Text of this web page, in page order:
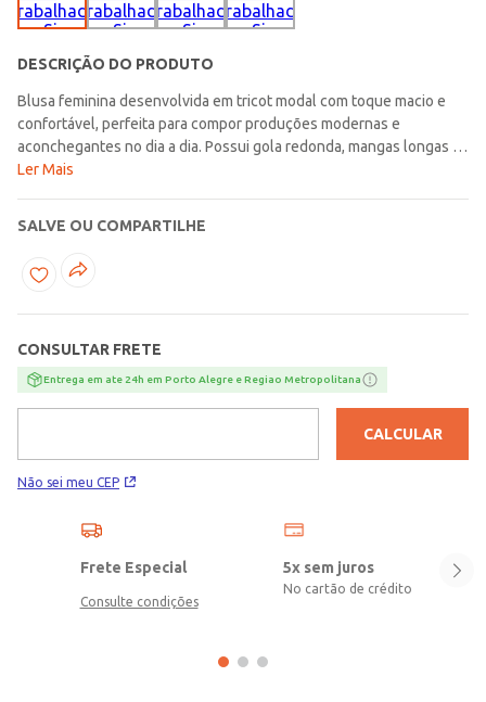
DESCRIÇÃO DO PRODUTO
Blusa feminina desenvolvida em tricot modal com toque macio e
confortável, perfeita para compor produções modernas e
aconchegantes no dia a dia. Possui gola redonda, mangas longas e
acabamentos em pontos canelados que garantem um caimento
trazendo um visual sofisticado e cheio de personalidade para a
peça. Uma opção confortável e estilosa, ideal para criar looks
modernos e versáteis para os dias mais fresquinhos!\n\nTecido:
Ler Mais
SALVE OU COMPARTILHE
CONSULTAR FRETE
Entrega em ate 24h em Porto Alegre e Regiao Metropolitana
Não sei meu CEP
CALCULAR
Frete Especial
Consulte condições
5x sem juros
No cartão de crédito